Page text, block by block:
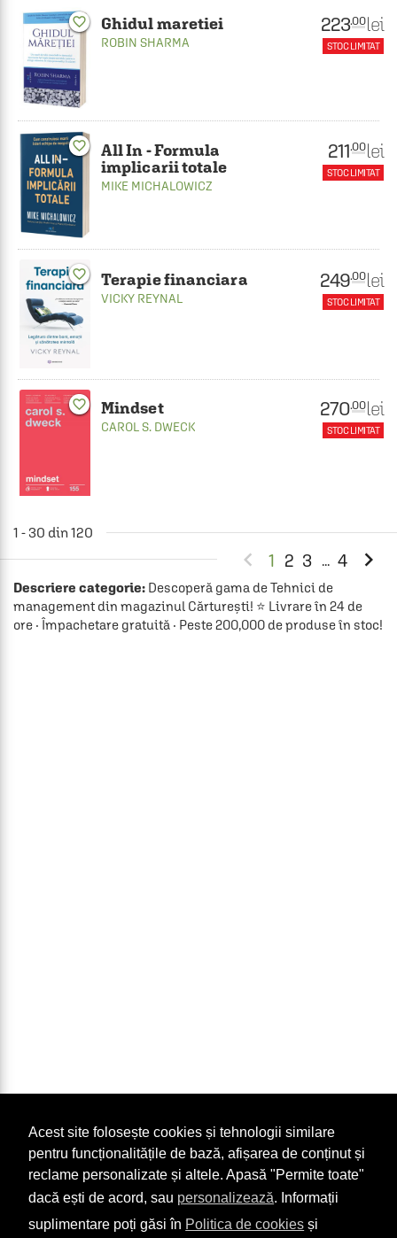
Acest site folosește cookies și tehnologii similare
pentru funcționalitățile de bază, afișarea de conținut și
reclame personalizate și altele. Apasă "Permite toate"
dacă ești de acord, sau personalizează. Informații
suplimentare poți găsi în Politica de cookies și
favorite_border Ghidul maretiei
ROBIN SHARMA
223.00 lei
STOC LIMITAT
favorite_border
All In - Formula
implicarii totale
MIKE MICHALOWICZ
211.00 lei
STOC LIMITAT
favorite_border Terapie financiara
VICKY REYNAL
249.00 lei
STOC LIMITAT
favorite_border Mindset
CAROL S. DWECK
270.00 lei
STOC LIMITAT
1 - 30 din 120
 1 2 3 ... 4 
Descriere categorie: Descoperă gama de Tehnici de
management din magazinul Cărturești! ⭐ Livrare în 24 de
ore · Împachetare gratuită · Peste 200,000 de produse în stoc!